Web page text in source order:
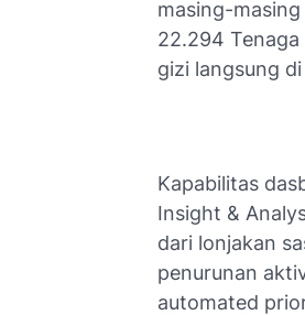
masing-
22.294 Tenaga
gizi langsung
Kapabilitas
Insight &
dari lonjakan
penurunan
automated